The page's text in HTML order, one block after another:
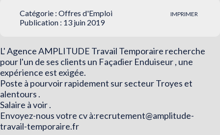
IMPRIMER
Catégorie : Offres d'Emploi
Publication : 13 juin 2019
L' Agence AMPLITUDE Travail Temporaire recherche
pour l'un de ses clients un Façadier Enduiseur , une
expérience est exigée.
Poste à pourvoir rapidement sur secteur Troyes et
alentours .
Salaire à voir .
Envoyez-nous votre cv à:recrutement@amplitude-
travail-temporaire.fr